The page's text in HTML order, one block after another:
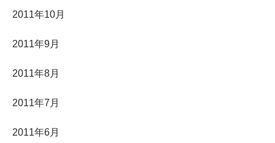
2011年10月
2011年9月
2011年8月
2011年7月
2011年6月